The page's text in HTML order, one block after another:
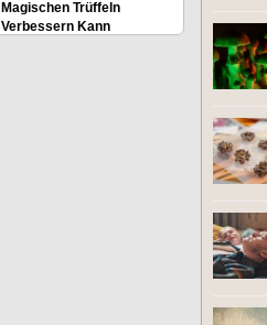
Magischen Trüffeln
Verbessern Kann